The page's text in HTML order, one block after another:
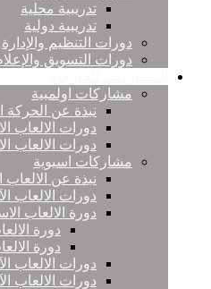
تدريبية محلية
تدريبية دولية
دورات التنظيم والإدارة
دورات التسويق
مشاركات اولمبية
نبذة عن الحركة
دورات الالعاب
دورات الالعاب
مشاركات اسيوية
نبذة عن الالعاب
دورات الالعاب
دورة الالعاب
دورة
دورة
دورات الالعاب
دورات الالعاب